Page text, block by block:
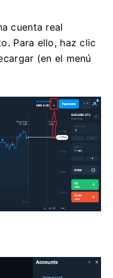
cuenta real
Para ello, haz clic
(en el menú